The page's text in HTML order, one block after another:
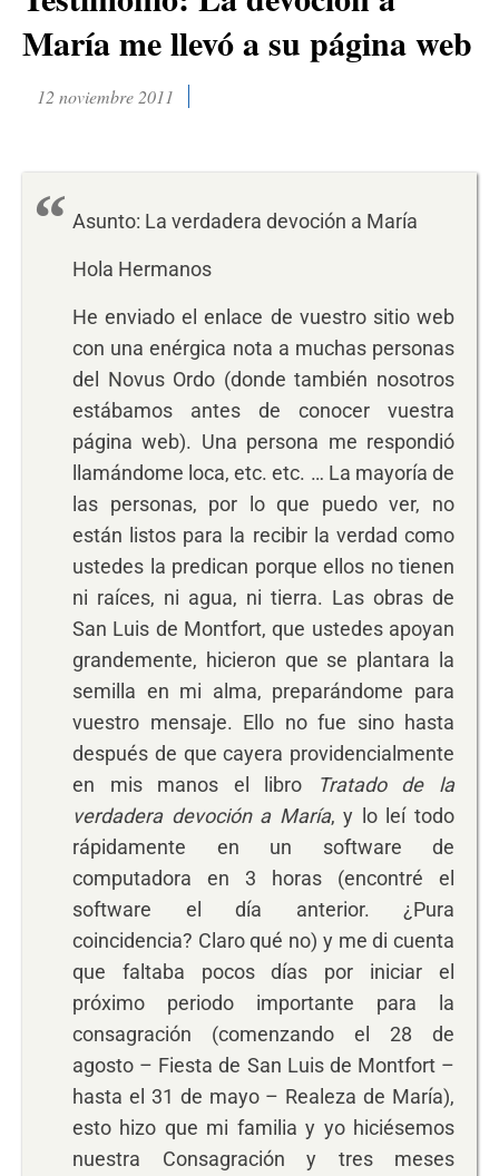
María me llevó a su página web
12 noviembre 2011
Asunto: La verdadera devoción a María
Hola Hermanos
He enviado el enlace de vuestro sitio web
con una enérgica nota a muchas personas
del Novus Ordo (donde también nosotros
estábamos antes de conocer vuestra
página web). Una persona me respondió
llamándome loca, etc. etc. … La mayoría de
las personas, por lo que puedo ver, no
están listos para la recibir la verdad como
ustedes la predican porque ellos no tienen
ni raíces, ni agua, ni tierra. Las obras de
San Luis de Montfort, que ustedes apoyan
grandemente, hicieron que se plantara la
semilla en mi alma, preparándome para
vuestro mensaje. Ello no fue sino hasta
después de que cayera providencialmente
en mis manos el libro
Tratado de la
verdadera devoción a María, y lo leí todo
rápidamente en un software de
computadora en 3 horas (encontré el
software el día anterior. ¿Pura
coincidencia? Claro qué no) y me di cuenta
que faltaba pocos días por iniciar el
próximo periodo importante para la
consagración (comenzando el 28 de
agosto – Fiesta de San Luis de Montfort –
hasta el 31 de mayo – Realeza de María),
esto hizo que mi familia y yo hiciésemos
nuestra Consagración y tres meses